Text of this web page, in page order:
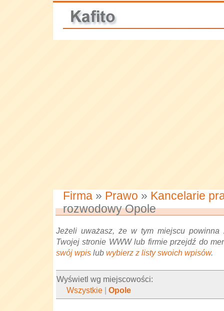
Firma » Prawo » Kancelarie
rozwodowy Opole
Jeżeli uważasz, że w tym miejscu powinna
Twojej stronie WWW lub firmie przejdź do
swój wpis lub wybierz z listy swoich wpisów.
Wyświetl wg miejscowości:
Wszystkie |Opole